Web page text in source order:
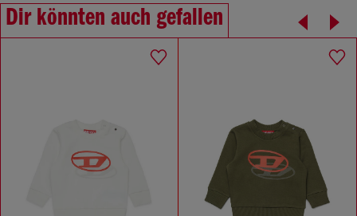
Dir könnten auch gefallen